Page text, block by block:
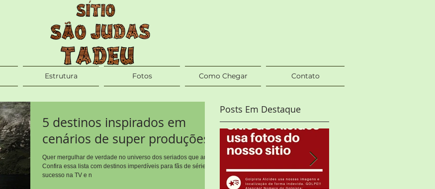
Estrutura Fotos Como Chegar Contato
5 destinos inspirados em
cenários de super produções
Quer mergulhar de verdade no universo dos seriados que ama?
Confira essa lista com destinos imperdíveis para fãs de séries
sucesso na TV e n
Posts Em Destaque